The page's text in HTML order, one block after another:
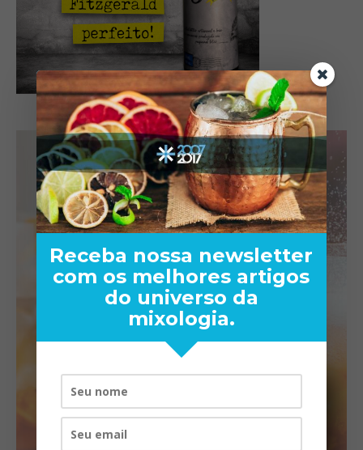
Receba nossa newsletter
com os melhores artigos
do universo da
mixologia.